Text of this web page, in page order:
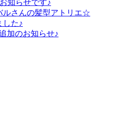
知らせです♪
ルさんの髪型アトリエ☆
した♪
加のお知らせ♪